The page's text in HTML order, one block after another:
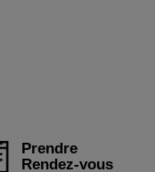
Prendre
Rendez-vous